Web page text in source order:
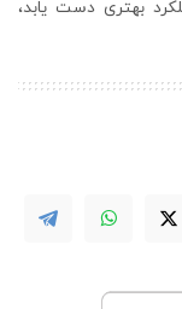
بهتری دست یابد،